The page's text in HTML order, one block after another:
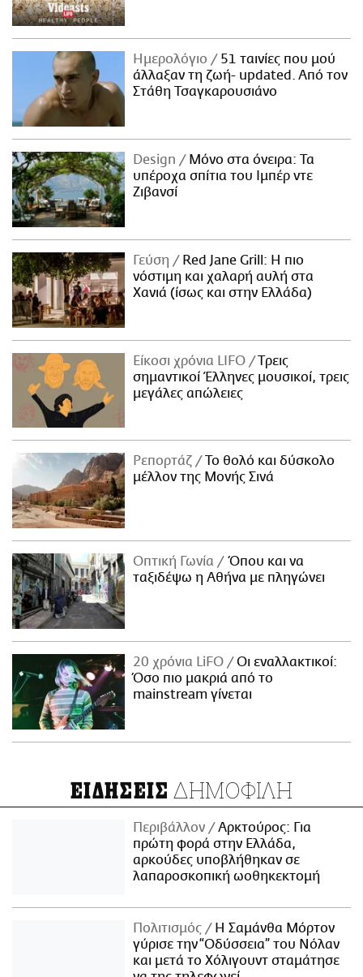
Ημερολόγιο
51 ταινίες που μού
άλλαξαν τη ζωή- updated. Aπό τον
Στάθη Τσαγκαρουσιάνο
Design
Μόνο στα όνειρα: Τα
υπέροχα σπίτια του Ιμπέρ ντε
Ζιβανσί
Γεύση
Red Jane Grill: Η πιο
νόστιμη και χαλαρή αυλή στα
Χανιά (ίσως και στην Ελλάδα)
Είκοσι χρόνια LIFO
Tρεις
σημαντικοί Έλληνες μουσικοί, τρεις
μεγάλες απώλειες
Ρεπορτάζ
Το θολό και δύσκολο
μέλλον της Μονής Σινά
Οπτική Γωνία
Όπου και να
ταξιδέψω η Αθήνα με πληγώνει
20 χρόνια LiFO
Οι εναλλακτικοί:
Όσο πιο μακριά από το
mainstream γίνεται
ΕΙΔΗΣΕΙΣ ΔΗΜΟΦΙΛΗ
Περιβάλλον
Αρκτούρος: Για
πρώτη φορά στην Ελλάδα,
αρκούδες υποβλήθηκαν σε
λαπαροσκοπική ωοθηκεκτομή
Πολιτισμός
Η Σαμάνθα Μόρτον
γύρισε την “Οδύσσεια” του Νόλαν
και μετά το Χόλιγουντ σταμάτησε